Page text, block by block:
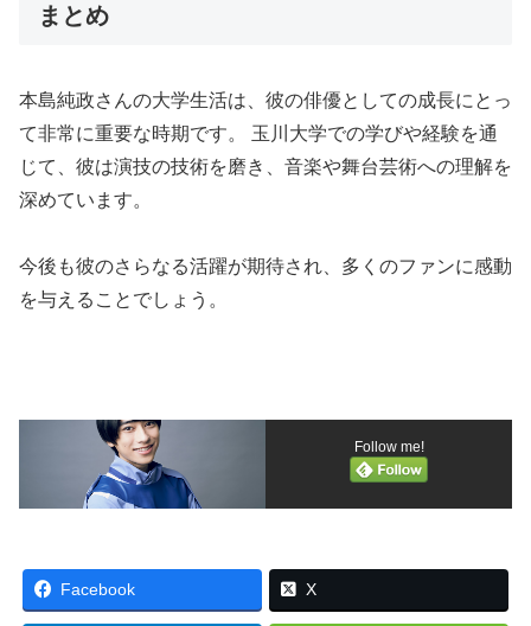
まとめ
本島純政さんの大学生活は、彼の俳優としての成長にとっ
て非常に重要な時期です。 玉川大学での学びや経験を通
じて、彼は演技の技術を磨き、音楽や舞台芸術への理解を
深めています。
今後も彼のさらなる活躍が期待され、多くのファンに感動
を与えることでしょう。
Follow me!
Facebook X